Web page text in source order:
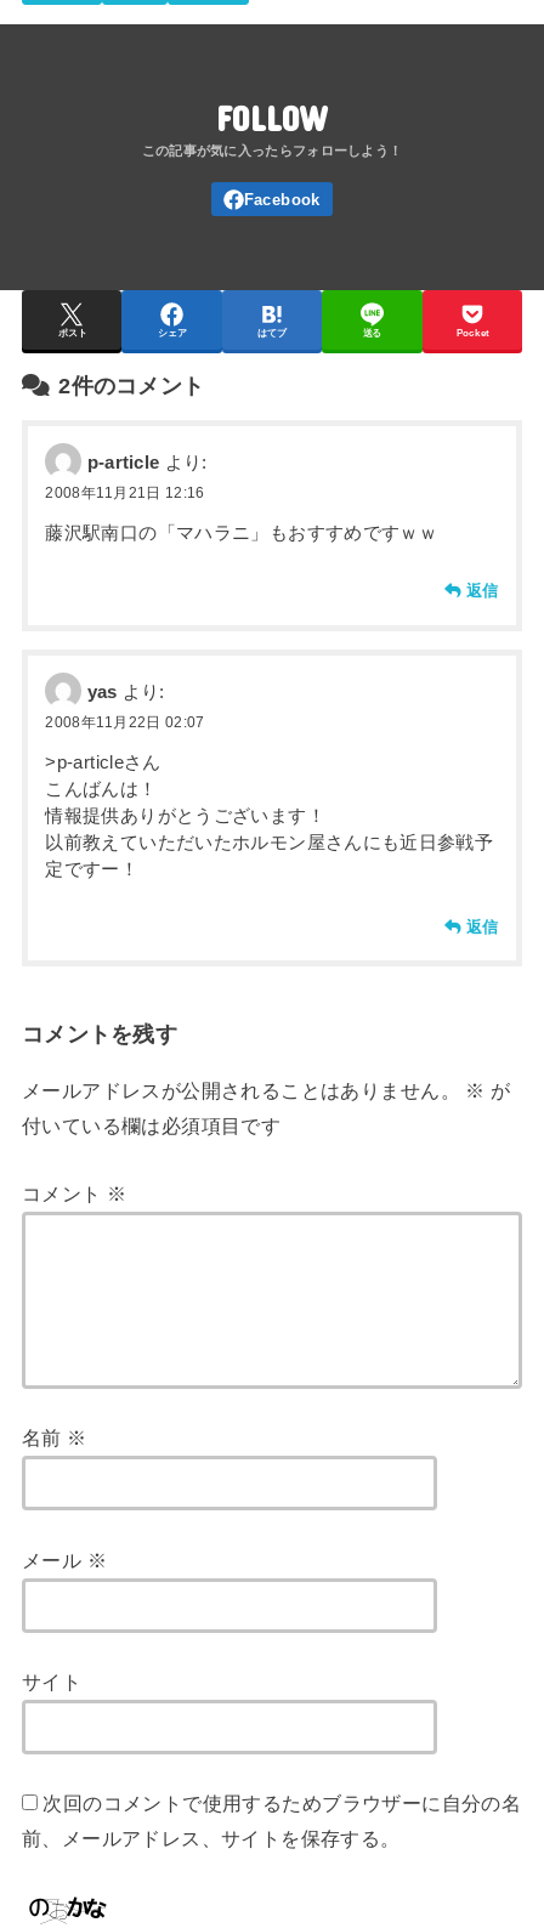
FOLLOW
ポスト シェア はてブ 送る Pocket
2件のコメント
p-article より:
2008年11月21日 12:16
藤沢駅南口の「マハラニ」もおすすめですｗｗ
返信
yas より:
2008年11月22日 02:07
>p-articleさん
こんばんは！
情報提供ありがとうございます！
以前教えていただいたホルモン屋さんにも近日参戦予
定ですー！
返信
コメントを残す
メールアドレスが公開されることはありません。 ※ が
付いている欄は必須項目です
コメント ※
名前 ※
メール ※
サイト
次回のコメントで使用するためブラウザーに自分の名
前、メールアドレス、サイトを保存する。